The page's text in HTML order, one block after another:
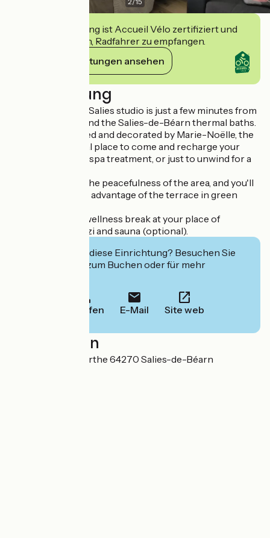
Diese Einrichtung ist Accueil Vélo zertifiziert und
verpflichtet sich, Radfahrer zu empfangen.
Ihre Verpflichtungen ansehen
Beschreibung
He Les Treilles de Salies studio is just a few minutes from
the town center and the Salies-de-Béarn thermal baths.
Tastefully furnished and decorated by Marie-Noëlle, the
owner, it's the ideal place to come and recharge your
batteries during a spa treatment, or just to unwind for a
You'll appreciate the peacefulness of the area, and you'll
be able to take full advantage of the terrace in green
The little extra: a wellness break at your place of
residence, a jaccuzi and sauna (optional).
Interessiert Sie diese Einrichtung? Besuchen Sie
deren Website zum Buchen oder für mehr
Anrufen E-Mail Site web
Localisation
3 Chemin de Labarthe 64270 Salies-de-Béarn